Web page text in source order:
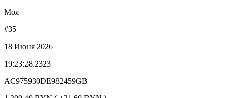
Моя
#35
18 Июня 2026
19:23:28.2323
AC975930DE982459GB